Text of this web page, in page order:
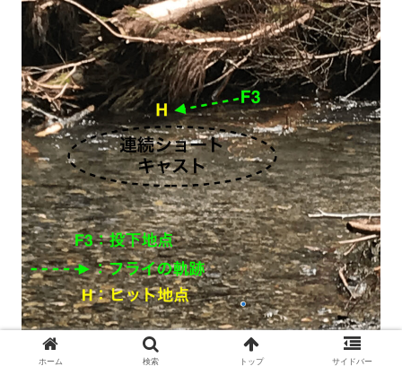
ホーム 検索 トップ サイドバー